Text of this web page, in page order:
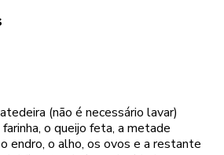
(não é necessário lavar)
o queijo feta, a metade
endro, o alho, os ovos e a restante